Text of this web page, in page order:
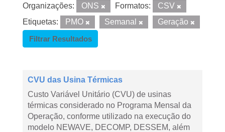
Organizações: ONS Formatos:
CSV
Etiquetas:
PMO Semanal
Geração
Filtrar Resultados
CVU das Usina Térmicas
Custo Variável Unitário (CVU) de usinas
térmicas considerado no Programa Mensal da
Operação, conforme utilizado na execução do
modelo NEWAVE, DECOMP, DESSEM, além